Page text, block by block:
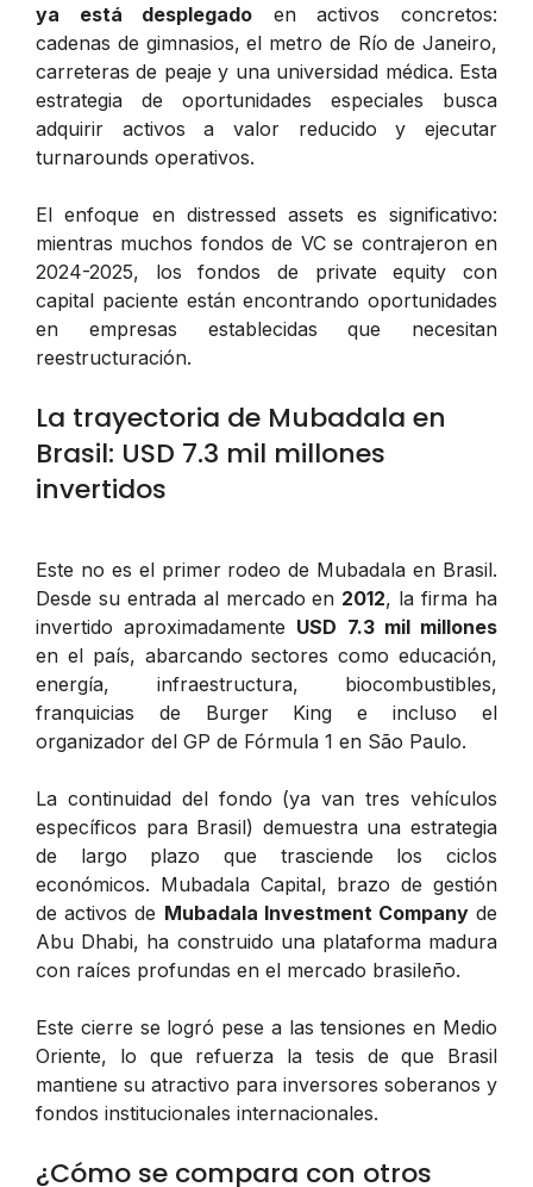
ya está desplegado en activos concretos:
cadenas de gimnasios, el metro de Río de Janeiro,
carreteras de peaje y una universidad médica. Esta
estrategia de oportunidades especiales busca
adquirir activos a valor reducido y ejecutar
turnarounds operativos.
El enfoque en distressed assets es significativo:
mientras muchos fondos de VC se contrajeron en
2024-2025, los fondos de private equity con
capital paciente están encontrando oportunidades
en empresas establecidas que necesitan
reestructuración.
La trayectoria de Mubadala en
Brasil: USD 7.3 mil millones
invertidos
Este no es el primer rodeo de Mubadala en Brasil.
Desde su entrada al mercado en 2012, la firma ha
invertido aproximadamente USD 7.3 mil millones
en el país, abarcando sectores como educación,
energía, infraestructura, biocombustibles,
franquicias de Burger King e incluso el
organizador del GP de Fórmula 1 en São Paulo.
La continuidad del fondo (ya van tres vehículos
específicos para Brasil) demuestra una estrategia
de largo plazo que trasciende los ciclos
económicos. Mubadala Capital, brazo de gestión
de activos de Mubadala Investment Companyde
Abu Dhabi, ha construido una plataforma madura
con raíces profundas en el mercado brasileño.
Este cierre se logró pese a las tensiones en Medio
Oriente, lo que refuerza la tesis de que Brasil
mantiene su atractivo para inversores soberanos y
fondos institucionales internacionales.
¿Cómo se compara con otros